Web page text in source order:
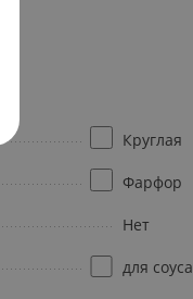
Круглая
Фарфор
Нет
для соуса